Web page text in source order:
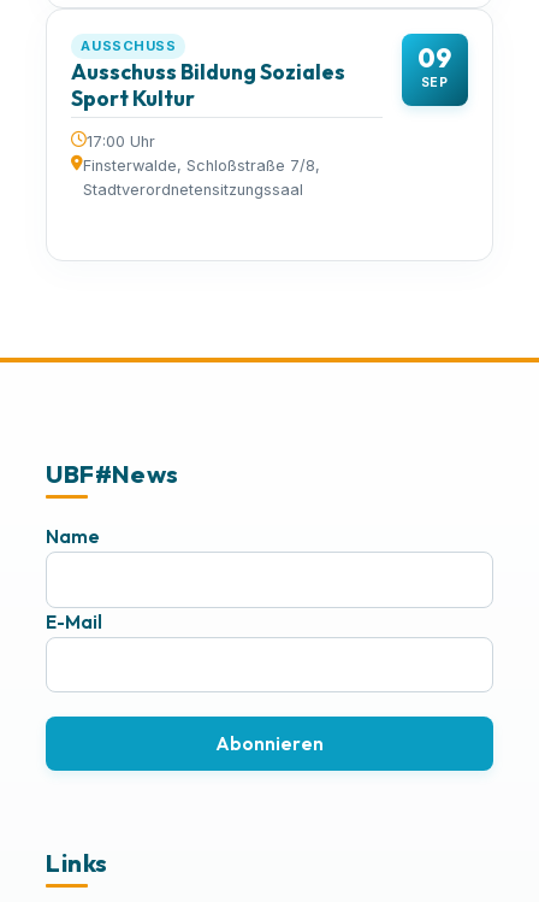
09
SEP
AUSSCHUSS
Ausschuss Bildung Soziales
Sport Kultur
17:00 Uhr
Finsterwalde, Schloßstraße 7/8,
Stadtverordnetensitzungssaal
UBF#News
Name
E-Mail
Abonnieren
Links